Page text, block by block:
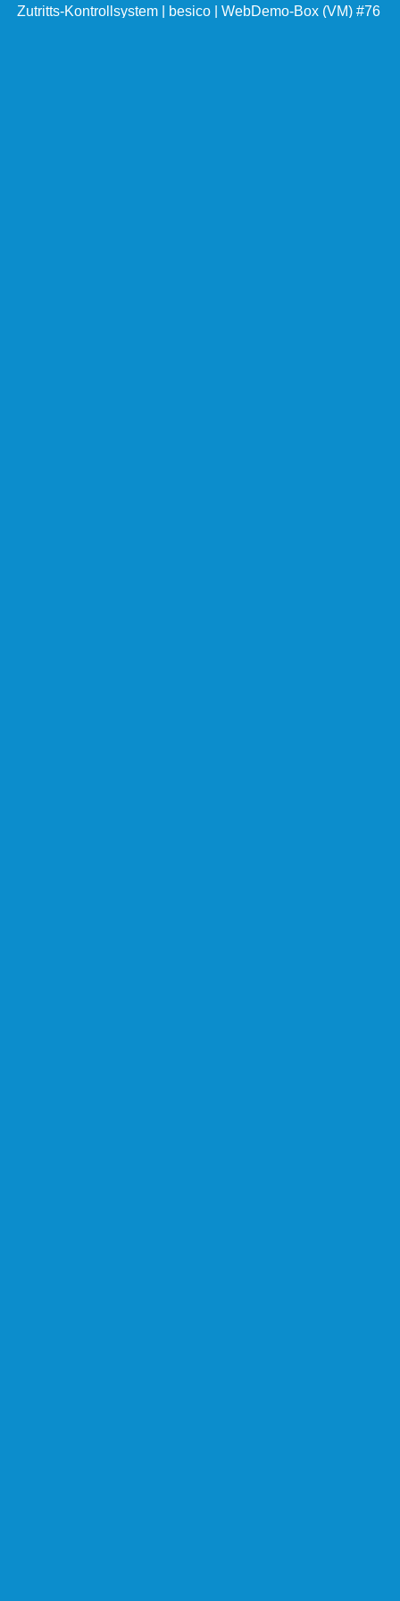
Zutritts-Kontrollsystem | besico | WebDemo-Box (VM) #76